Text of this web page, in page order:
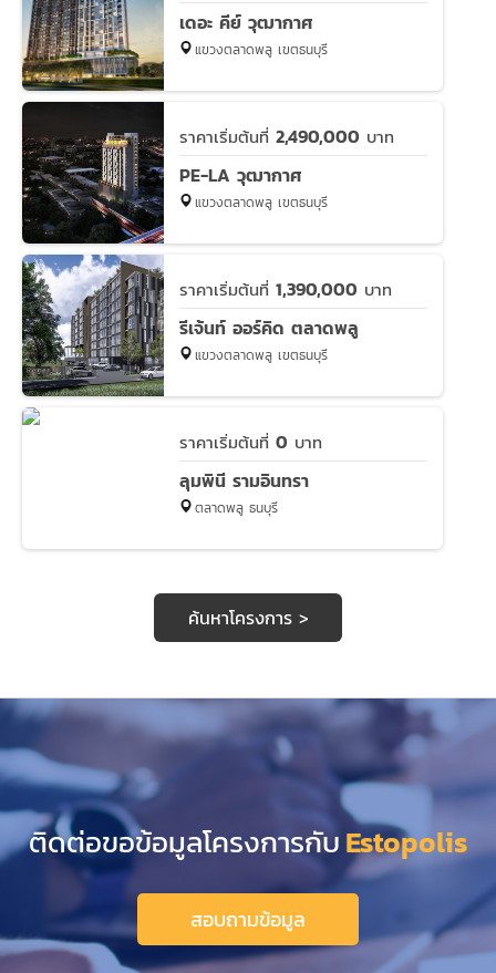
เดอะ คีย์ วุฒากาศ
แขวงตลาดพลู เขตธนบุรี
ราคาเริ่มต้นที่ 2,490,000 บาท
PE-LA วุฒากาศ
แขวงตลาดพลู เขตธนบุรี
ราคาเริ่มต้นที่ 1,390,000 บาท
รีเจ้นท์ ออร์คิด ตลาดพลู
แขวงตลาดพลู เขตธนบุรี
ราคาเริ่มต้นที่ 0 บาท
ลุมพินี รามอินทรา
ตลาดพลู ธนบุรี
ค้นหาโครงการ >
ติดต่อขอข้อมูลโครงการกับEstopolis
สอบถามข้อมูล